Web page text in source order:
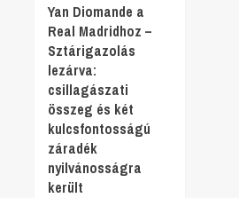
Yan Diomande a
Real Madridhoz –
Sztárigazolás
lezárva:
csillagászati
összeg és két
kulcsfontosságú
záradék
nyilvánosságra
került